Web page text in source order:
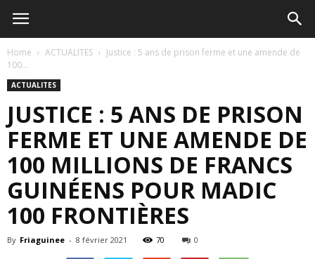
Home ACTUALITES
Justice : 5 ans de prison ferme et une amende de
100...
ACTUALITES
JUSTICE : 5 ANS DE PRISON
FERME ET UNE AMENDE DE
100 MILLIONS DE FRANCS
GUINÉENS POUR MADIC
100 FRONTIÈRES
By Friaguinee - 8 février 2021 70 0